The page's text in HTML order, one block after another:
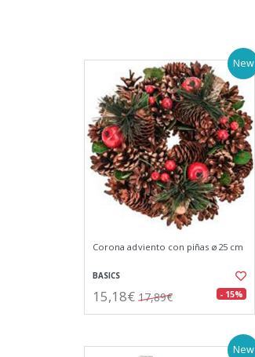
New
Corona adviento con piñas ø25 cm
BASICS
15,18€ 17,89€ - 15%
New